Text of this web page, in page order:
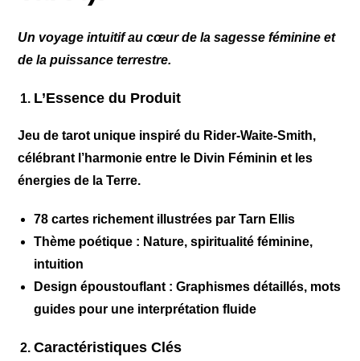
Un voyage intuitif au cœur de la sagesse féminine et
de la puissance terrestre.
L’Essence du Produit
Jeu de tarot unique inspiré du Rider-Waite-Smith,
célébrant l’harmonie entre le Divin Féminin et les
énergies de la Terre.
78 cartes richement illustrées parTarn Ellis
Thème poétique : Nature, spiritualité féminine,
intuition
Design époustouflant : Graphismes détaillés, mots
guides pour une interprétation fluide
Caractéristiques Clés